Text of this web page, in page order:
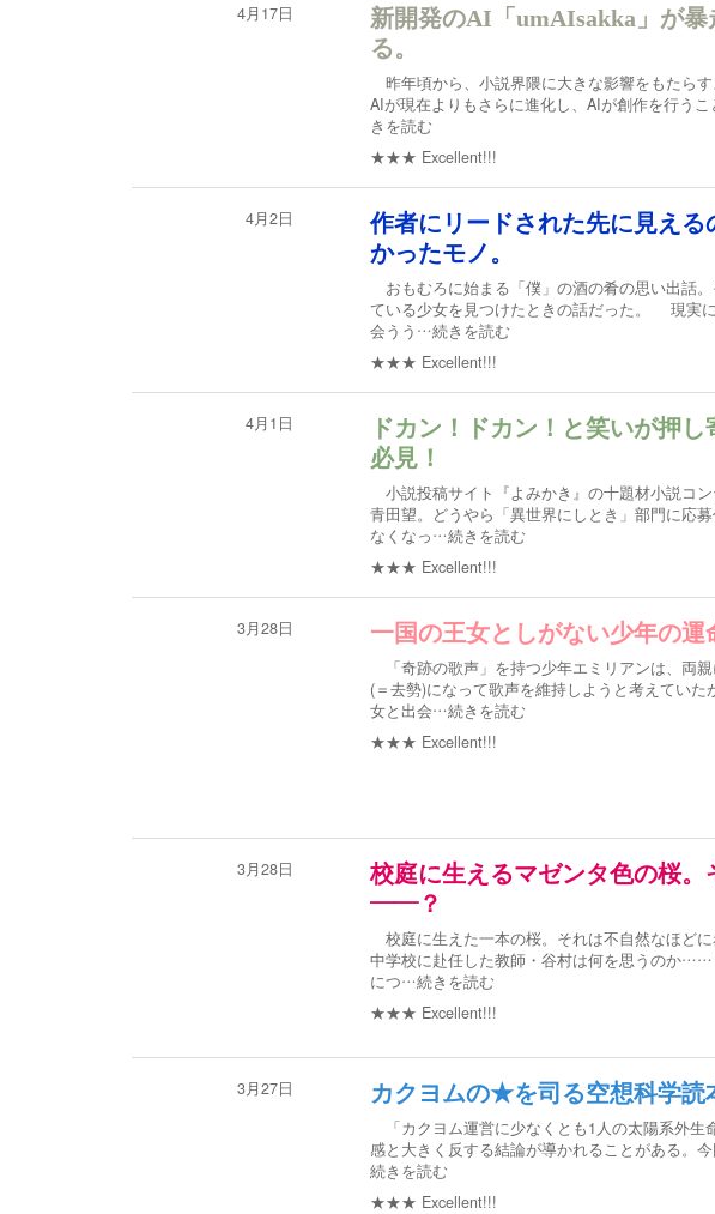
4月17日
新開発のAI「umAIsakka」が
る。
昨年頃から、小説界隈に大きな影響をもたら
AIが現在よりもさらに進化し、AIが創作を行う
きを読む
★★★ Excellent!!!
4月2日
作者にリードされた先に見え
かったモノ。
おもむろに始まる「僕」の酒の肴の思い出話
ている少女を見つけたときの話だった。 現実
会うう …続きを読む
★★★ Excellent!!!
4月1日
ドカン！ドカン！と笑いが押
必見！
小説投稿サイト『よみかき』の十題材小説コ
青田望。どうやら「異世界にしとき」部門に応
なくなっ…続きを読む
★★★ Excellent!!!
3月28日 一国の王女としがない少年の運
「奇跡の歌声」を持つ少年エミリアンは、両
(＝去勢)になって歌声を維持しようと考えてい
女と出会…続きを読む
★★★ Excellent!!!
3月28日
校庭に生えるマゼンタ色の桜
――？
校庭に生えた一本の桜。それは不自然なほど
中学校に赴任した教師・谷村は何を思うのか
につ…続きを読む
★★★ Excellent!!!
3月27日 カクヨムの★を司る空想科学読
「カクヨム運営に少なくとも1人の太陽系外
感と大きく反する結論が導かれることがある
続きを読む
★★★ Excellent!!!